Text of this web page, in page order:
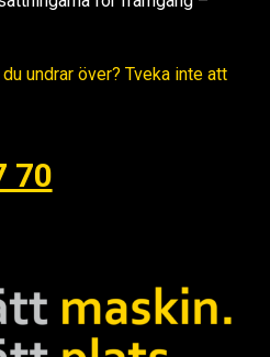
undrar över? Tveka inte att
70